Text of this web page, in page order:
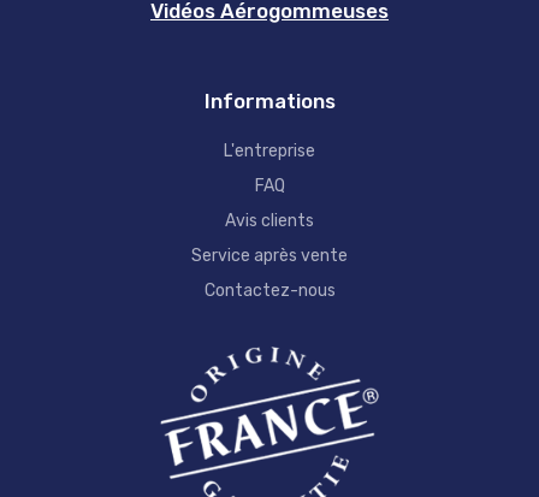
Vidéos Aérogommeuses
Informations
L'entreprise
FAQ
Avis clients
Service après vente
Contactez-nous